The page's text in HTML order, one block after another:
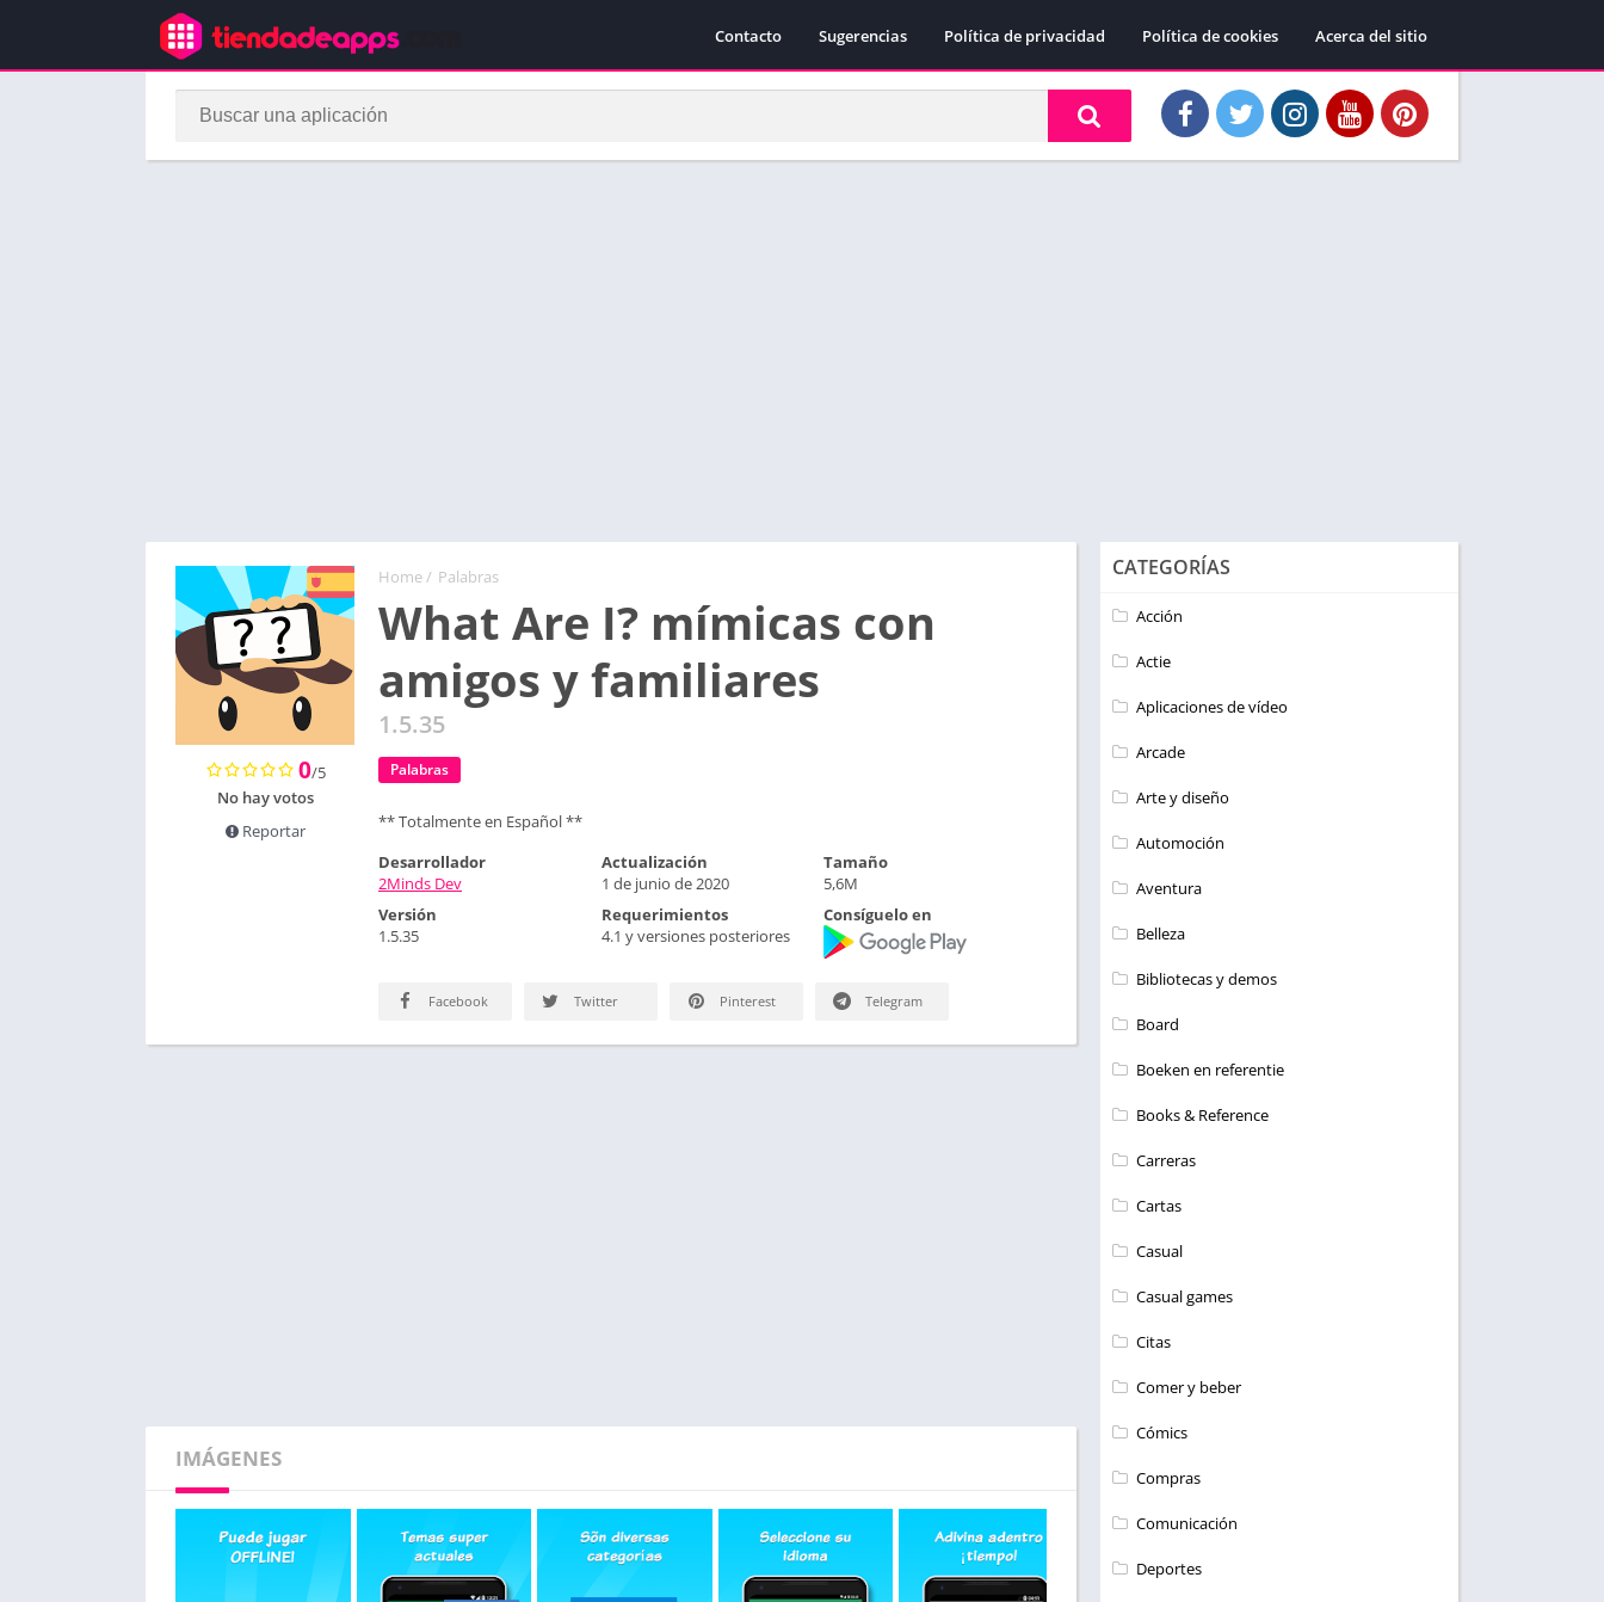
Contacto Sugerencias Política de privacidad Política de cookies Acerca del sitio
Home/ Palabras
What Are I? mímicas con
amigos y familiares
1.5.35
Palabras
** Totalmente en Español **
0/5
No hay votos
Reportar
Desarrollador
2Minds Dev
Actualización
1 de junio de 2020
Tamaño
5,6M
Versión
1.5.35
Requerimientos
4.1 y versiones posteriores
Consíguelo en
Facebook Twitter Pinterest Telegram
IMÁGENES
CATEGORÍAS
Acción
Actie
Aplicaciones de vídeo
Arcade
Arte y diseño
Automoción
Aventura
Belleza
Bibliotecas y demos
Board
Boeken en referentie
Books & Reference
Carreras
Cartas
Casual
Casual games
Citas
Comer y beber
Cómics
Compras
Comunicación
Deportes